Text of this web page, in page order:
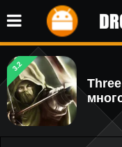
3.2